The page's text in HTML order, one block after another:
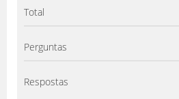
Total
Perguntas
Respostas